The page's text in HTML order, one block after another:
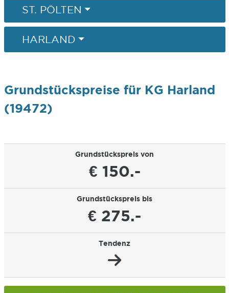
ST. PÖLTEN
HARLAND
Grundstückspreise für KG Harland
(19472)
Grundstückspreis von
€ 150.-
Grundstückspreis bis
€ 275.-
Tendenz